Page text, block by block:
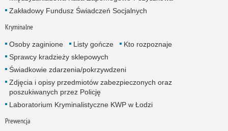
Zakładowy Fundusz Świadczeń Socjalnych
Kryminalne
Osoby zaginione Listy gończe
Kto rozpoznaje
Sprawcy kradzieży sklepowych
Świadkowie zdarzenia/pokrzywdzeni
Zdjęcia i opisy przedmiotów zabezpieczonych oraz
poszukiwanych przez Policję
Laboratorium Kryminalistyczne KWP w Łodzi
Prewencja